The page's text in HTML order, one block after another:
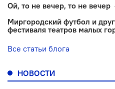
Ой, то не вечер, то не вечер
Миргородский футбол и
фестиваля театров малых
Все статьи блога
НОВОСТИ